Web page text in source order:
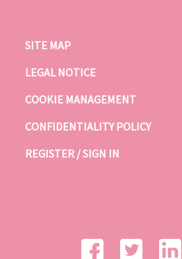
SITE MAP
LEGAL NOTICE
COOKIE MANAGEMENT
CONFIDENTIALITY POLICY
REGISTER / SIGN IN